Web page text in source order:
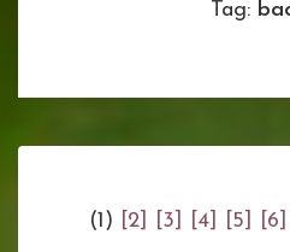
Tag:
(1) [2] [3] [4] [5] [6]